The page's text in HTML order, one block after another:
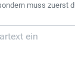
muss zuerst